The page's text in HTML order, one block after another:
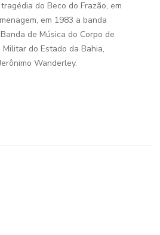
do Beco do Frazão, em
em 1983 a banda
de Música do Corpo de
do Estado da Bahia,
Wanderley.